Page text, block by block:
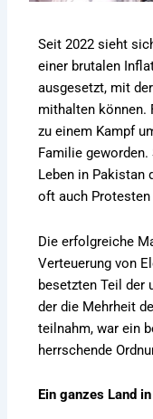
Seit 2022 sieht
einer brutalen
ausgesetzt, mit
mithalten können.
zu einem Kampf
Familie
Leben in Pakistan
oft auch
Die erfolgreiche
Verteuerung von
besetzten Teil der
der die Mehrheit
teilnahm, war ein
herrschende
Ein ganzes Land